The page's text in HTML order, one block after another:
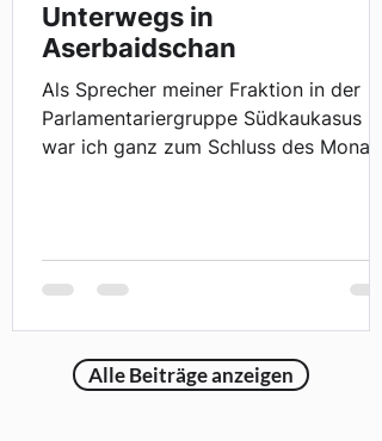
Unterwegs in
Aserbaidschan
Als Sprecher meiner Fraktion in der
Parlamentariergruppe Südkaukasus
war ich ganz zum Schluss des Monats
spannende Eindrücke gesammelt. Für
mich war es der erste Besuch und eine
wichtig war der Austausch vor Ort: mit
Alle Beiträge anzeigen